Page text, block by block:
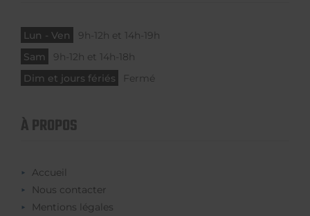
Lun - Ven
9h-12h et 14h-19h
Sam
9h-12h et 14h-18h
Dim et jours fériés
Fermé
À PROPOS
Accueil
Nous contacter
Mentions légales